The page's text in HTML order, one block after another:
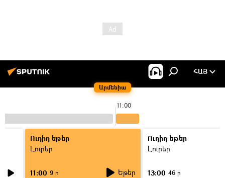
Արմենիա
ՀԱՅ
11:00
Ուղիղ եթեր
Լուրեր
11:00 9 ր Եթեր
Ուղիղ եթեր
Լուրեր
13:00 46 ր